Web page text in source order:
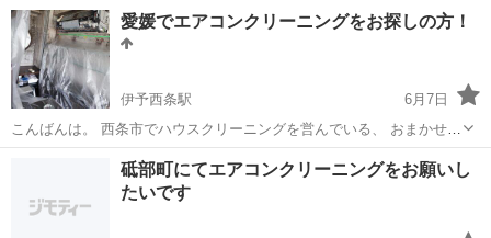
愛媛でエアコンクリーニングをお探しの方！
伊予西条駅
6月7日
こんばんは。 西条市でハウスクリーニングを営んでいる、 おまかせジ
ョニーと申します。 普段はエアコンクリーニングをメインとしてま
す。 梅雨も明けそうで、そろそろエアコンの本格的な時期になりま
す。 つけた瞬間に変...
西条市 伊予西条駅 エアコン掃除 くらし
砥部町にてエアコンクリーニングをお願いし
たいです